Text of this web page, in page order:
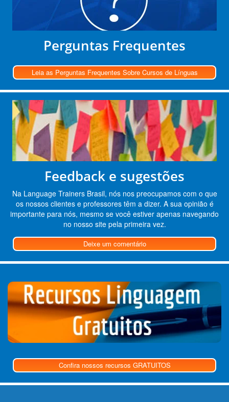
Perguntas Frequentes
Leia as Perguntas Frequentes Sobre Cursos de Línguas
Feedback e sugestões
Na Language Trainers Brasil, nós nos preocupamos com o que
os nossos clientes e professores têm a dizer. A sua opinião é
importante para nós, mesmo se você estiver apenas navegando
no nosso site pela primeira vez.
Deixe um comentário
Confira nossos recursos GRATUITOS